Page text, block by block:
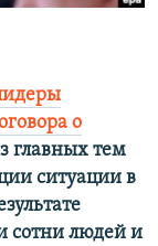
о
главных тем
ситуации в
сотни людей и